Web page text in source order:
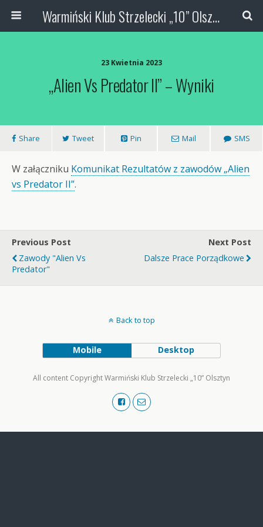
Warmiński Klub Strzelecki „10” Olsztyn
23 Kwietnia 2023
„Alien Vs Predator II” – Wyniki
Share Tweet Pin Mail SMS
W załączniku Komunikat Rezultatów z zawodów „Alien
vs Predator II”.
Previous Post
Zawody "Alien Vs
Predator"
Next Post
Dalsze Prace Porządkowe
Back to top
Mobile Desktop
All content Copyright Warmiński Klub Strzelecki „10” Olsztyn